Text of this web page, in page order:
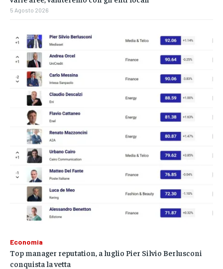
5 Agosto 2026
Economia
Top manager reputation, a luglio Pier Silvio Berlusconi
conquista la vetta